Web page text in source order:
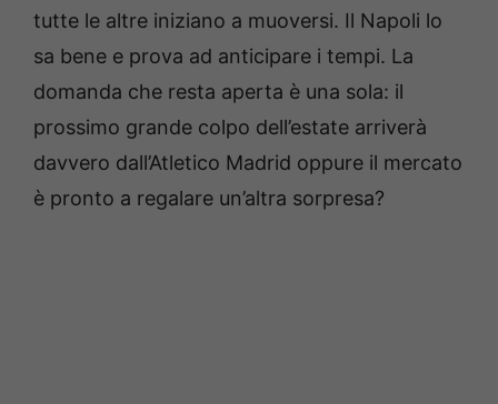
tutte le altre iniziano a muoversi. Il Napoli lo
sa bene e prova ad anticipare i tempi. La
domanda che resta aperta è una sola: il
prossimo grande colpo dell’estate arriverà
davvero dall’Atletico Madrid oppure il mercato
è pronto a regalare un’altra sorpresa?